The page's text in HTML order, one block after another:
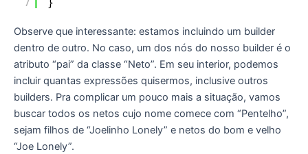
7
}
Observe que interessante: estamos incluindo um builder
dentro de outro. No caso, um dos nós do nosso builder é o
atributo “pai” da classe “Neto”. Em seu interior, podemos
incluir quantas expressões quisermos, inclusive outros
builders. Pra complicar um pouco mais a situação, vamos
buscar todos os netos cujo nome comece com “Pentelho”,
sejam filhos de “Joelinho Lonely” e netos do bom e velho
“Joe Lonely”.